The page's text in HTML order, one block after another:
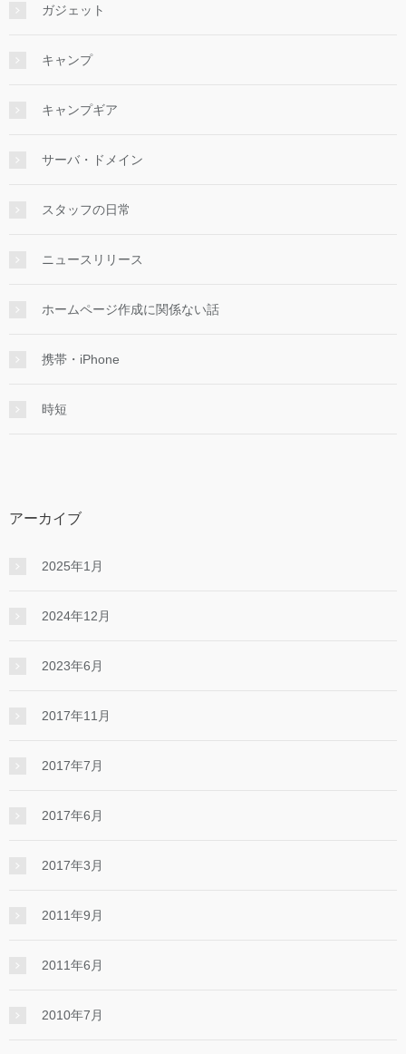
ガジェット
キャンプ
キャンプギア
サーバ・ドメイン
スタッフの日常
ニュースリリース
ホームページ作成に関係ない話
携帯・iPhone
時短
アーカイブ
2025年1月
2024年12月
2023年6月
2017年11月
2017年7月
2017年6月
2017年3月
2011年9月
2011年6月
2010年7月